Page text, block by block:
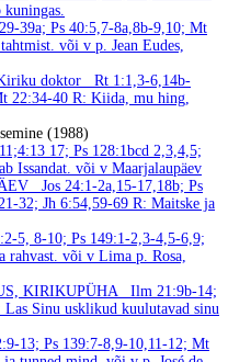
kuningas.
39a; Ps 40:5,7-8a,8b-9,10; Mt
või v p. Jean Eudes,
doktor
Rt 1:1,3-6,14b-
22:34-40 R: Kiida, mu hing,
(1988)
17; Ps 128:1bcd 2,3,4,5;
Issandat. või v Maarjalaupäev
Jos 24:1-2a,15-17,18b; Ps
32; Jh 6:54,59-69 R: Maitske ja
5, 8-10; Ps 149:1-2,3-4,5-6,9;
rahvast. või v Lima p. Rosa,
KIRIKUPÜHA
Ilm 21:9b-14;
Las Sinu usklikud kuulutavad sinu
13; Ps 139:7-8,9-10,11-12; Mt